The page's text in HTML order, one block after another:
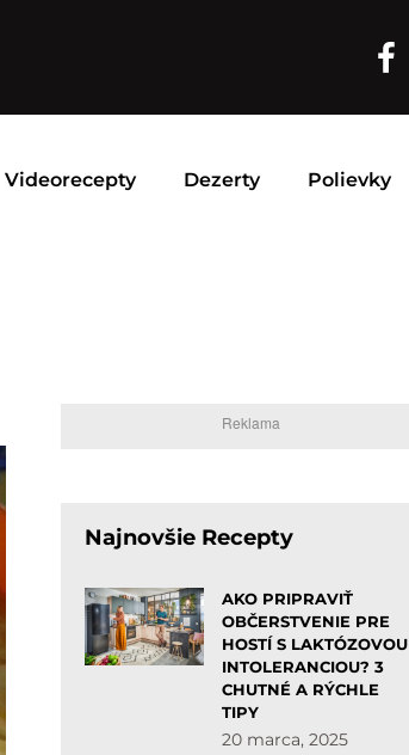
Videorecepty Dezerty Polievky
Reklama
Najnovšie Recepty
AKO PRIPRAVIŤ
OBČERSTVENIE PRE
HOSTÍ S LAKTÓZOVOU
INTOLERANCIOU? 3
CHUTNÉ A RÝCHLE
TIPY
20 marca, 2025